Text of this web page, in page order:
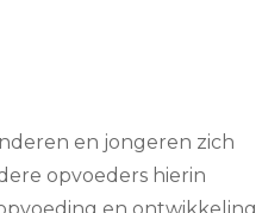
en jongeren zich
opvoeders hierin